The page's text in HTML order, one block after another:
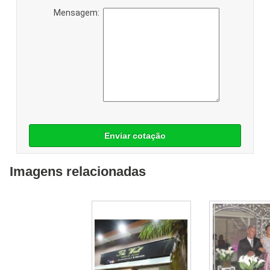
Mensagem:
Enviar cotação
Imagens relacionadas